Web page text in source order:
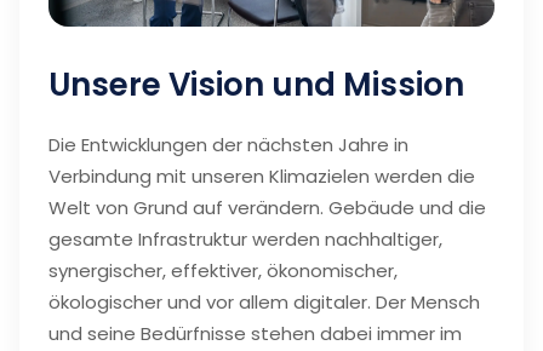
Unsere Vision und Mission
Die Entwicklungen der nächsten Jahre in
Verbindung mit unseren Klimazielen werden die
Welt von Grund auf verändern. Gebäude und die
gesamte Infrastruktur werden nachhaltiger,
synergischer, effektiver, ökonomischer,
ökologischer und vor allem digitaler. Der Mensch
und seine Bedürfnisse stehen dabei immer im